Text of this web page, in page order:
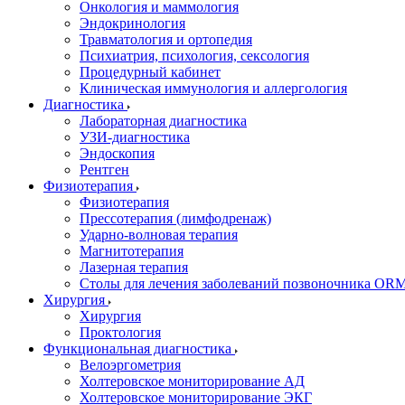
Онкология и маммология
Эндокринология
Травматология и ортопедия
Психиатрия, психология, сексология
Процедурный кабинет
Клиническая иммунология и аллергология
Диагностика
Лабораторная диагностика
УЗИ-диагностика
Эндоскопия
Рентген
Физиотерапия
Физиотерапия
Прессотерапия (лимфодренаж)
Ударно-волновая терапия
Магнитотерапия
Лазерная терапия
Столы для лечения заболеваний позвоночника
Хирургия
Хирургия
Проктология
Функциональная диагностика
Велоэргометрия
Холтеровское мониторирование АД
Холтеровское мониторирование ЭКГ